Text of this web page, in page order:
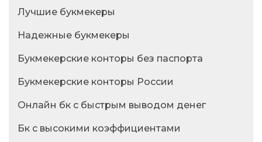
Лучшие букмекеры
Надежные букмекеры
Букмекерские конторы без паспорта
Букмекерские конторы России
Онлайн бк с быстрым выводом денег
Бк с высокими коэффициентами